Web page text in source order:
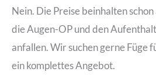
Nein. Die Preise beinhalten
die Augen-OP und den
anfallen. Wir suchen gerne Füge
ein komplettes Angebot.